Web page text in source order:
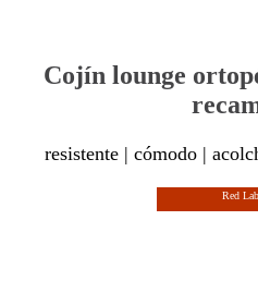
Cojín lounge
resistente | cómodo |
Red